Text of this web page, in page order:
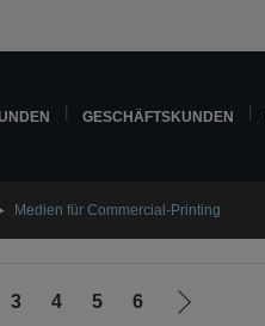
GESCHÄFTSKUNDEN
Medien für Commercial-Printing
3 4 5 6
Zur